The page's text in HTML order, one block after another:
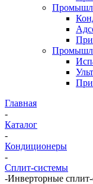
Главная
-
Каталог
-
Кондиционеры
-
Сплит-системы
-Инверторные